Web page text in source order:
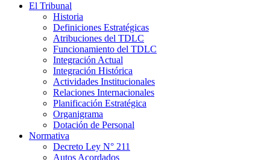
El Tribunal
Historia
Definiciones Estratégicas
Atribuciones del TDLC
Funcionamiento del TDLC
Integración Actual
Integración Histórica
Actividades Institucionales
Relaciones Internacionales
Planificación Estratégica
Organigrama
Dotación de Personal
Normativa
Decreto Ley N° 211
Autos Acordados